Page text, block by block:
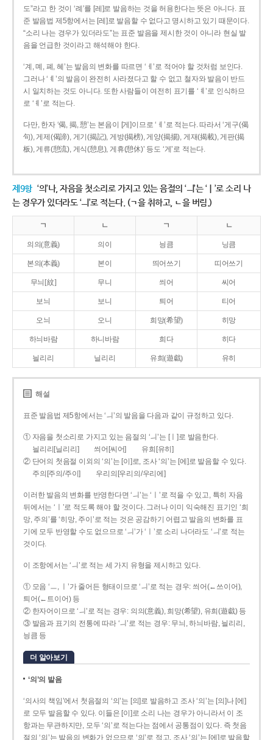
도”라고 한 것이 ‘례’를 [레]로 발음하는 것을 허용한다는 뜻은 아니다. 표
준 발음법 제5항에서는 [레]로 발음할 수 없다고 명시하고 있기 때문이다.
“소리 나는 경우가 있더라도”는 표준 발음을 제시한 것이 아니라 현실 발
음을 언급한 것이라고 해석해야 한다.
‘계, 몌, 폐, 혜’는 발음의 변화를 따르면 ‘ㅔ’로 적어야 할 것처럼 보인다.
그러나 ‘ㅖ’의 발음이 완전히 사라졌다고 할 수 없고 철자와 발음이 반드
시 일치하는 것도 아니다. 또한 사람들이 여전히 표기를 ‘ㅖ’로 인식하므
로 ‘ㅖ’로 적는다.
다만, 한자 ‘偈, 揭, 憩’는 본음이 [게]이므로 ‘ㅔ’로 적는다. 따라서 ‘게구(偈
句), 게제(偈諦), 게기(揭記), 게방(揭榜), 게양(揭揚), 게재(揭載), 게판(揭
板), 게류(憩流), 게식(憩息), 게휴(憩休)’ 등도 ‘게’로 적는다.
제9항 ‘의’나, 자음을 첫소리로 가지고 있는 음절의 ‘ㅢ’는 ‘ㅣ’로 소리 나
는 경우가 있더라도 ‘ㅢ’로 적는다. (ㄱ을 취하고, ㄴ을 버림.)
ㄱ ㄴ ㄱ ㄴ
의의(意義) 의이 닁큼 닝큼
본의(本義) 본이 띄어쓰기 띠어쓰기
무늬[紋] 무니 씌어 씨어
보늬 보니 틔어 티어
오늬 오니 희망(希望) 히망
하늬바람 하니바람 희다 히다
늴리리 닐리리 유희(遊戱) 유히
해설
표준 발음법 제5항에서는 ‘ㅢ’의 발음을 다음과 같이 규정하고 있다.
① 자음을 첫소리로 가지고 있는 음절의 ‘ㅢ’는 [ㅣ]로 발음한다.
늴리리[닐리리]
씌어[씨어]
유희[유히]
② 단어의 첫음절 이외의 ‘의’는 [이]로, 조사 ‘의’는 [에]로 발음할 수 있다.
주의[주의/주이]
우리의[우리의/우리에]
이러한 발음의 변화를 반영한다면 ‘ㅢ’는 ‘ㅣ’로 적을 수 있고, 특히 자음
뒤에서는 ‘ㅣ’로 적도록 해야 할 것이다. 그러나 이미 익숙해진 표기인 ‘희
망, 주의’를 ‘히망, 주이’로 적는 것은 공감하기 어렵고 발음의 변화를 표
기에 모두 반영할 수도 없으므로 ‘ㅢ’가 ‘ㅣ’로 소리 나더라도 ‘ㅢ’로 적는
것이다.
이 조항에서는 ‘ㅢ’로 적는 세 가지 유형을 제시하고 있다.
① 모음 ‘ㅡ, ㅣ’가 줄어든 형태이므로 ‘ㅢ’로 적는 경우: 씌어(←쓰이어),
틔어(←트이어) 등
② 한자어이므로 ‘ㅢ’로 적는 경우: 의의(意義), 희망(希望), 유희(遊戱) 등
③ 발음과 표기의 전통에 따라 ‘ㅢ’로 적는 경우: 무늬, 하늬바람, 늴리리,
닁큼 등
더 알아보기
‘의’의 발음
‘의사의 책임’에서 첫음절의 ‘의’는 [의]로 발음하고 조사 ‘의’는 [의]나 [에]
로 모두 발음할 수 있다. 이들은 [이]로 소리 나는 경우가 아니라서 이 조
항과는 무관하지만, 모두 ‘의’로 적는다는 점에서 공통점이 있다. 즉 첫음
절의 ‘의’는 발음의 변화가 없으므로 ‘의’로 적고, 조사 ‘의’는 [에]로 발음할